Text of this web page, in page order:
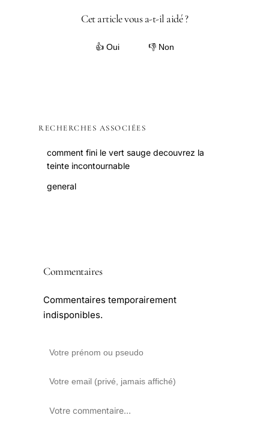
Cet article vous a-t-il aidé ?
👍 Oui 👎 Non
RECHERCHES ASSOCIÉES
comment fini le vert sauge decouvrez la
teinte incontournable
general
Commentaires
Commentaires temporairement
indisponibles.